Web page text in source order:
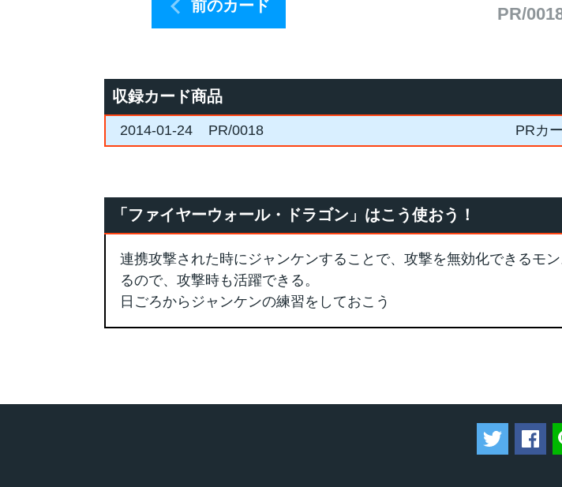
前のカード PR/
収録カード商品
2014-01-24 PR/0018 PRカ
「ファイヤーウォール・ドラゴン」はこう使おう！
連携攻撃された時にジャンケンすることで、攻撃を無効化できるモ
るので、攻撃時も活躍できる。
日ごろからジャンケンの練習をしておこう
ツイー